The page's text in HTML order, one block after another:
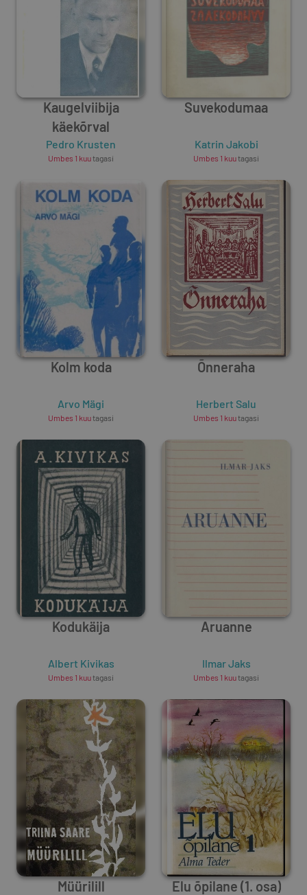
Kaugelviibija
käekõrval
Pedro Krusten
Umbes 1 kuutagasi
Suvekodumaa
Katrin Jakobi
Umbes 1 kuutagasi
Kolm koda
Arvo Mägi
Umbes 1 kuutagasi
Õnneraha
Herbert Salu
Umbes 1 kuutagasi
Kodukäija
Albert Kivikas
Umbes 1 kuutagasi
Aruanne
Ilmar Jaks
Umbes 1 kuutagasi
Müürilill Elu õpilane (1. osa)